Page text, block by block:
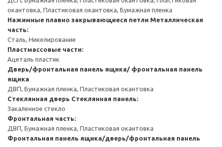
окантовка, Пластиковая окантовка, Бумажная пленка
Нажимные плавно закрывающиеся петли Металлическая
часть:
Сталь, Никелирование
Пластмассовые части:
Ацеталь пластик
Дверь/фронтальная панель ящика/ фронтальная панель
ящика
ДВП, Бумажная пленка, Пластиковая окантовка
Стеклянная дверь Стеклянная панель:
Закаленное стекло
Фронтальная часть:
ДВП, Бумажная пленка, Пластиковая окантовка
Фронтальная панель ящика/дверь/фронтальная панель